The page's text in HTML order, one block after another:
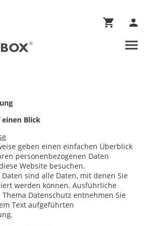
einen Blick
geben einen einfachen Überblick
personenbezogenen Daten
Website besuchen.
Daten sind alle Daten, mit denen Sie
werden können. Ausführliche
Datenschutz entnehmen Sie
Text aufgeführten